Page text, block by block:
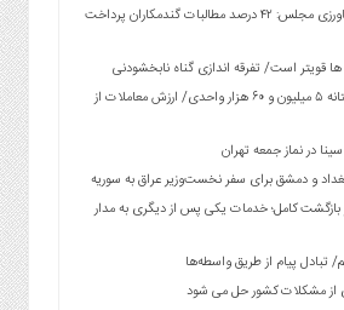
سخنگوی کمیسیون کشاورزی مجلس: ۴۲ درصد مطالبات گندمکاران پرداخت
قویتر است/ تفرقه اندازی گناه نابخشودنی
شاخص کل بورس در آستانه ۵ میلیون و ۶۰ هزار واحدی/ ارزش معاملات از
در نماز جمعه تهران
بغداد و دمشق برای سفر نخست‌وزیر عراق به سوریه
بازگشت کامل؛ خدمات یکی پس از دیگری به مدار
تبادل پیام از طریق واسطه‌ها
از مشکلات کشور حل می شود